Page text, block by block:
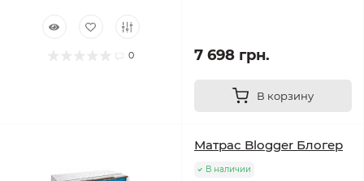
0 7 698 грн.
В корзину
Матрас Blogger Блогер
В наличии